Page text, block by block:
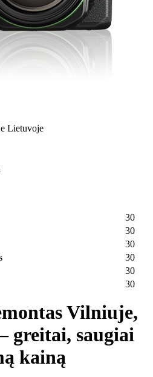
Lietuvoje
30
30
30
30
30
30
Vilniuje,
greitai, saugiai
kainą